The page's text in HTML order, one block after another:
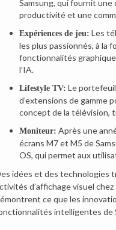
Samsung, qui fournit
productivité et une
Expériences de jeu: Les
les plus passionnés, à la
fonctionnalités
l’IA.
Lifestyle TV: Le
d’extensions de gamme
concept de la télévision,
Moniteur: Après une
écrans M7 et M5 de
OS, qui permet aux
idées et des technologies
d’affichage visuel chez
ce que les
intelligentes de